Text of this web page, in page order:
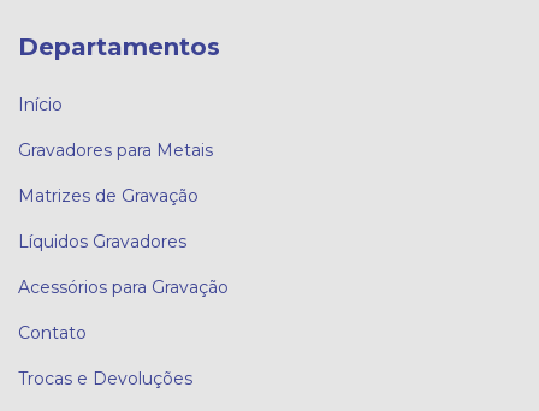
Departamentos
Início
Gravadores para Metais
Matrizes de Gravação
Líquidos Gravadores
Acessórios para Gravação
Contato
Trocas e Devoluções